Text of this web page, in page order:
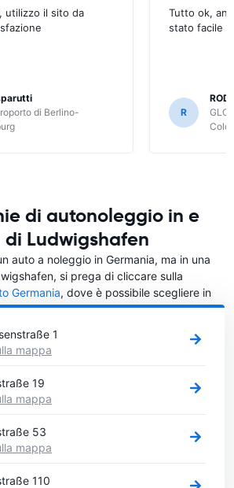
utilizzo il sito da
di Berlino-
Tutto ok,
stato facile
R
di autonoleggio in e
di Ludwigshafen
auto a noleggio in Germania, ma in una
si prega di cliccare sulla
Germania, dove è possibile scegliere in
si vuole noleggiare l'auto.
1
mappa
19
mappa
53
mappa
110